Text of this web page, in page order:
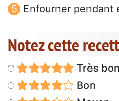
Enfourner pendant
Notez cette
Très
Bon